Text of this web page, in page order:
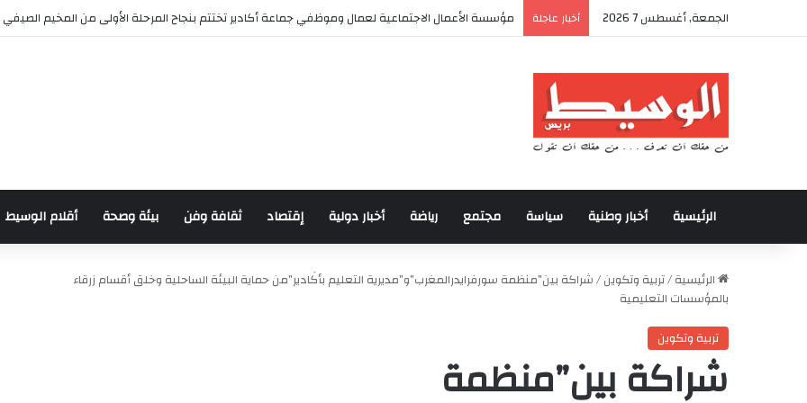
الجمعة, أغسطس 7 2026 أخبار عاجلة أكادير تحتضن كأس العرش للدراجات بمناسبة الذكرى السابعة والعشرين لعيد العرش المجيد
الرئيسية أخبار وطنية سياسة مجتمع رياضة أخبار دولية إقتصاد ثقافة وفن بيئة وصحة أقلام الوسيط
الرئيسية/تربية وتكوين/شراكة بين”منظمة سورفرايدرالمغرب”و”مديرية التعليم بأكَادير”من حماية البيئة الساحلية وخلق أقسام زرقاء
بالمؤسسات التعليمية
تربية وتكوين
شراكة بين”منظمة